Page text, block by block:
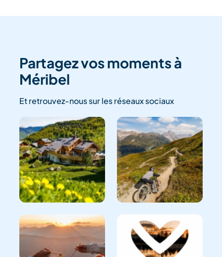
Partagez vos moments à
Méribel
Et retrouvez-nous sur les réseaux sociaux